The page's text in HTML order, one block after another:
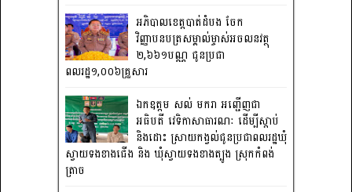
អភិបាលខេត្តបាត់ដំបង ចែក
វិញ្ញាបនបត្រសម្គាល់ម្ចាស់អចលនវត្ថុ
២,៦៦១បណ្ណ ជូនប្រជា
ពលរដ្ឋ១,០០៦គ្រួសារ
ឯកឧត្តម សល់ មករា អញ្ជើញជា
អធិបតី វេទិកាសាធារណៈ ដើម្បីស្តាប់
និងដោះ ស្រាយកង្វល់ជូនប្រជាពលរដ្ឋឃុំ
ស្វាយទងខាងជើង និង ឃុំស្វាយទងខាងត្បូង ស្រុកកំពង់
ត្រាច